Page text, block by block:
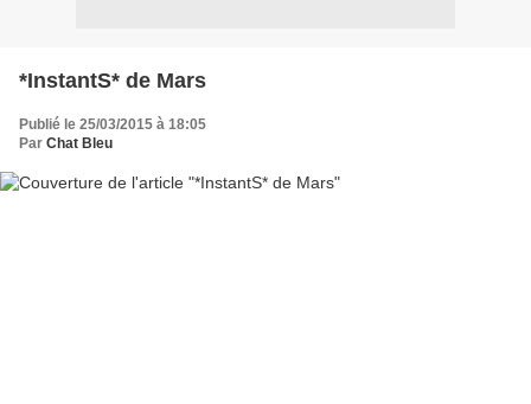
*InstantS* de Mars
Publié le 25/03/2015 à 18:05
Par Chat Bleu